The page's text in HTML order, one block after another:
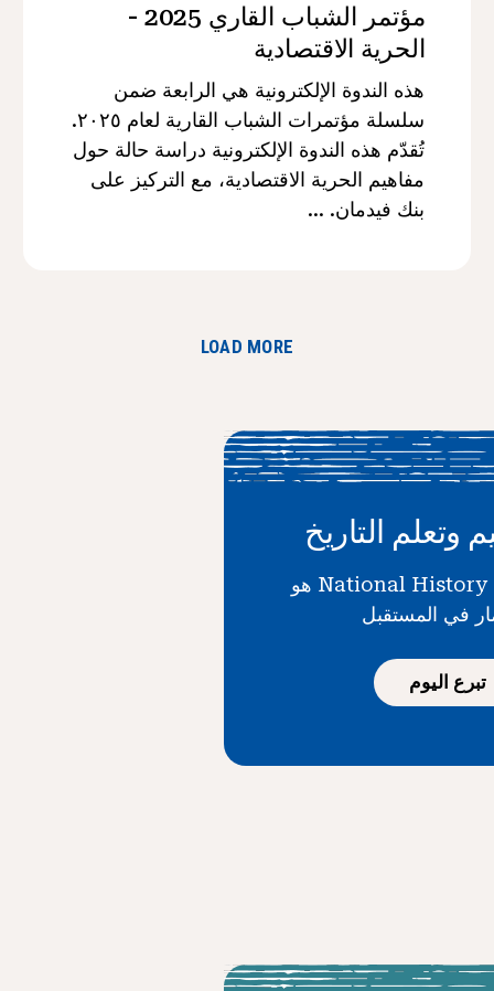
مؤتمر الشباب القاري 2025 -
الحرية الاقتصادية
هذه الندوة الإلكترونية هي الرابعة ضمن
سلسلة مؤتمرات الشباب القارية لعام ٢٠٢٥.
تُقدّم هذه الندوة الإلكترونية دراسة حالة حول
مفاهيم الحرية الاقتصادية، مع التركيز على
بنك فيدمان. ...
LOAD MORE
وتعلم التاريخ
دعمك لـ National History Day هو
في المستقبل
تبرع اليوم